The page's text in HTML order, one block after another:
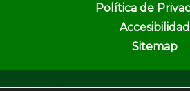
Política de
Accesibilidad
Sitemap